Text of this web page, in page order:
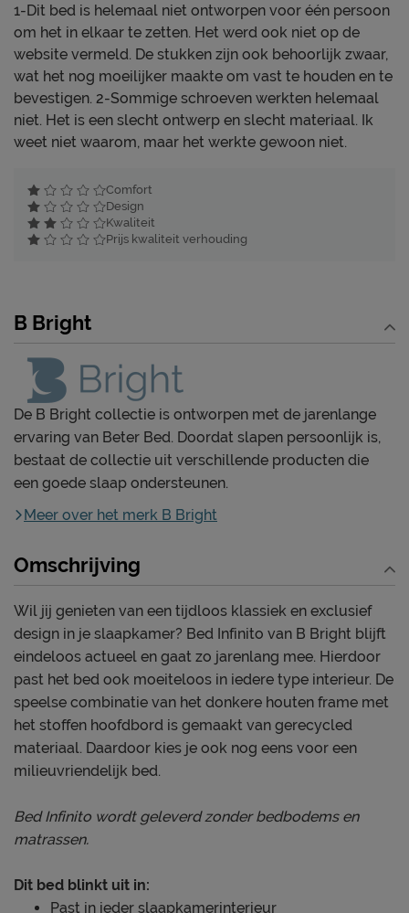
1-Dit bed is helemaal niet ontworpen voor één persoon
om het in elkaar te zetten. Het werd ook niet op de
website vermeld. De stukken zijn ook behoorlijk zwaar,
wat het nog moeilijker maakte om vast te houden en te
bevestigen. 2-Sommige schroeven werkten helemaal
niet. Het is een slecht ontwerp en slecht materiaal. Ik
weet niet waarom, maar het werkte gewoon niet.
Comfort
Design
Kwaliteit
Prijs kwaliteit verhouding
B Bright
De B Bright collectie is ontworpen met de jarenlange
ervaring van Beter Bed. Doordat slapen persoonlijk is,
bestaat de collectie uit verschillende producten die
een goede slaap ondersteunen.
Meer over het merk B Bright
Omschrijving
Wil jij genieten van een tijdloos klassiek en exclusief
design in je slaapkamer? Bed Infinito van B Bright blijft
eindeloos actueel en gaat zo jarenlang mee. Hierdoor
past het bed ook moeiteloos in iedere type interieur. De
speelse combinatie van het donkere houten frame met
het stoffen hoofdbord is gemaakt van gerecycled
materiaal. Daardoor kies je ook nog eens voor een
milieuvriendelijk bed.
Bed Infinito wordt geleverd zonder bedbodems en
matrassen.
Dit bed blinkt uit in:
Past in ieder slaapkamerinterieur